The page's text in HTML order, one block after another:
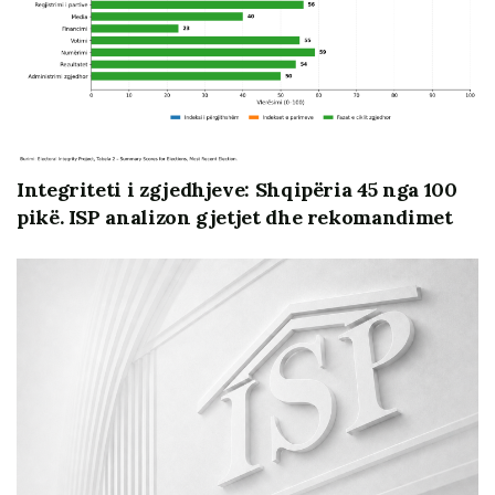
llogaridhënia. Pushteti vendor nuk ka të gjitha
kompetencat e aseset financiare e njerëzore për të
ndryshuar rrënjësisht Shqipërinë, standardet e jetesës
dhe cilësinë e demokracisë, por në rast të sjelljes dhe
qeverisjes vendore për vendin dhe qytetarët mund të
pasjellin pasoja të jashtëzakonshme. Në dy rastet
pranohet se qeverisja vendore nuk është më një hallkë
më shumë në sistemin qeverisës, por është pjesë
thelbësore e sistemit qeverisës, e vendimmarrjes,
funksionalitetit, legjitimitetit dhe produktivitetit të tij.
Broshura nuk trajton elementët teknikë të reformave
në qeverisjen vendore dhe as problematikat ligjore, por
është e fokusuar në pasqyrimin statistikor dhe
përmbajtësor të bilancit zgjedhor të proceseve
Integriteti i zgjedhjeve: Shqipëria 45 nga 100
pikë. ISP analizon gjetjet dhe rekomandimet